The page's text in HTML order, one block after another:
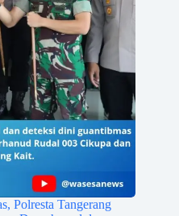
Polresta Tangerang